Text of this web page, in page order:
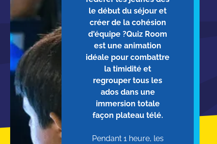
le début du séjour et
créer de la cohésion
d'équipe ?Quiz Room
est une animation
idéale pour combattre
la timidité et
regrouper tous les
ados dans une
immersion totale
façon plateau télé.
Pendant 1 heure, les